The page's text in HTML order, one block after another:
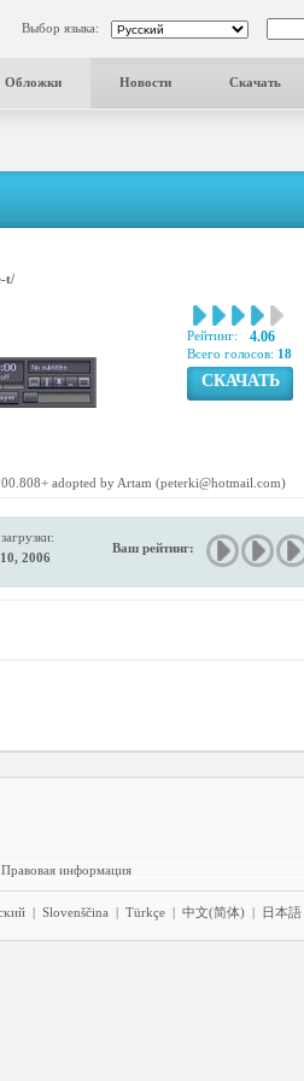
Выбор языка:
Обложки Новости Скачать
t/
Рейтинг: 4.06
Всего голосов: 18
СКАЧАТЬ
adopted by Artam (peterki@hotmail.com)
2006
Ваш рейтинг:
Правовая информация
| Slovenščina | Türkçe | 中文(简体) | 日本語